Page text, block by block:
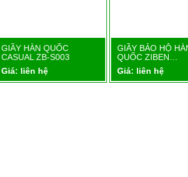
Chi tiết
GIẦY HÀN QUỐC
CASUAL ZB-S003
Giá: liên hệ
Chi tiết
GIẦY BẢO HỘ HÀN
QUỐC ZIBEN…
Giá: liên hệ